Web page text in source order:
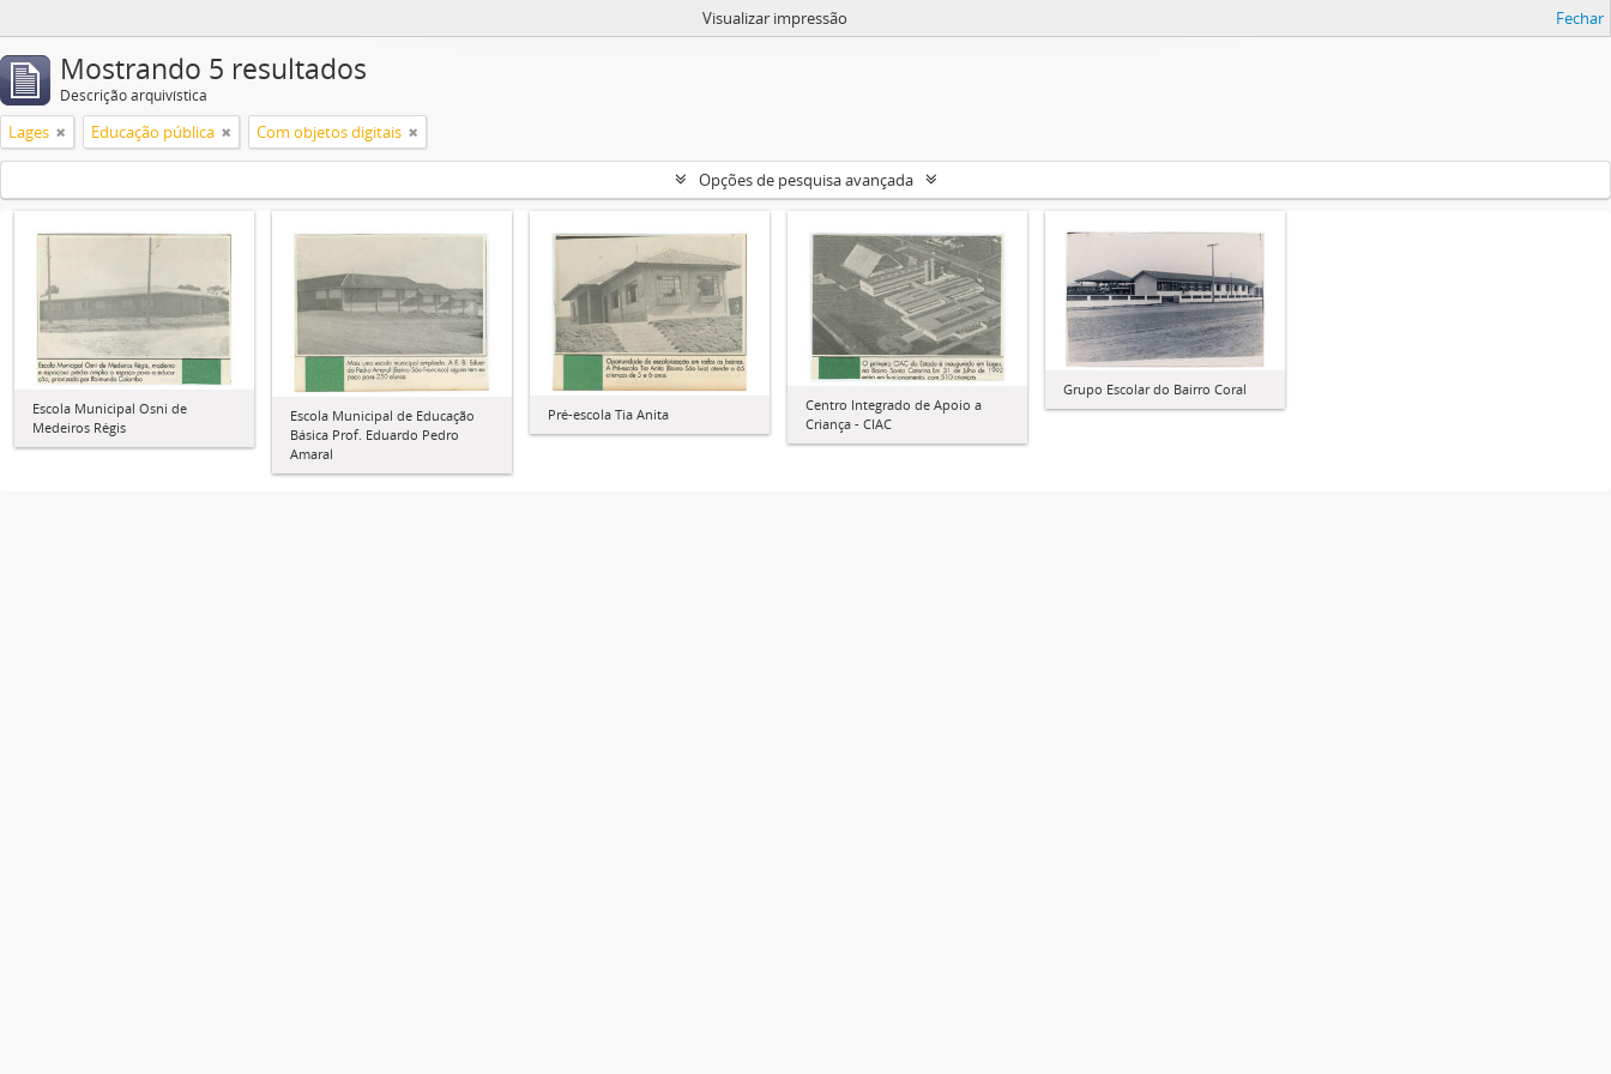
Visualizar impressão Fechar
Mostrando 5 resultados
Descrição arquivística
Lages Educação pública Com objetos digitais
Opções de pesquisa avançada
Escola Municipal Osni de
Medeiros Régis
Escola Municipal de Educação
Básica Prof. Eduardo Pedro
Amaral
Pré-escola Tia Anita
Centro Integrado de Apoio a
Criança - CIAC
Grupo Escolar do Bairro Coral